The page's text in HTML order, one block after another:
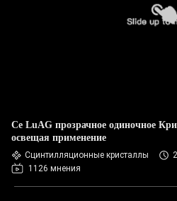
Ce LuAG прозрачное одиночное
освещая применение
Сцинтилляционные кристаллы
1126 мнения